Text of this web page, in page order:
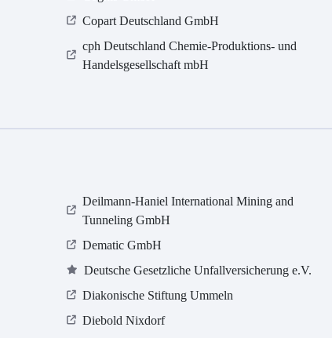
Copart Deutschland GmbH
cph Deutschland Chemie-Produktions- und
Handelsgesellschaft mbH
Deilmann-Haniel International Mining and
Tunneling GmbH
Dematic GmbH
Deutsche Gesetzliche Unfallversicherung e.V.
Diakonische Stiftung Ummeln
Diebold Nixdorf